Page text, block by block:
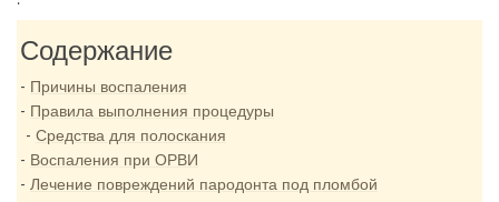
Содержание
Причины воспаления
Правила выполнения процедуры
Средства для полоскания
Воспаления при ОРВИ
Лечение повреждений пародонта под пломбой